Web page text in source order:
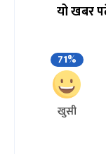
यो खबर
71%
खुसी